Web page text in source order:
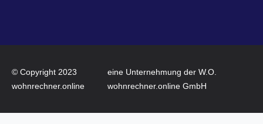
v
© Copyright 2023
wohnrechner.online
eine Unternehmung der W.O.
wohnrechner.online GmbH